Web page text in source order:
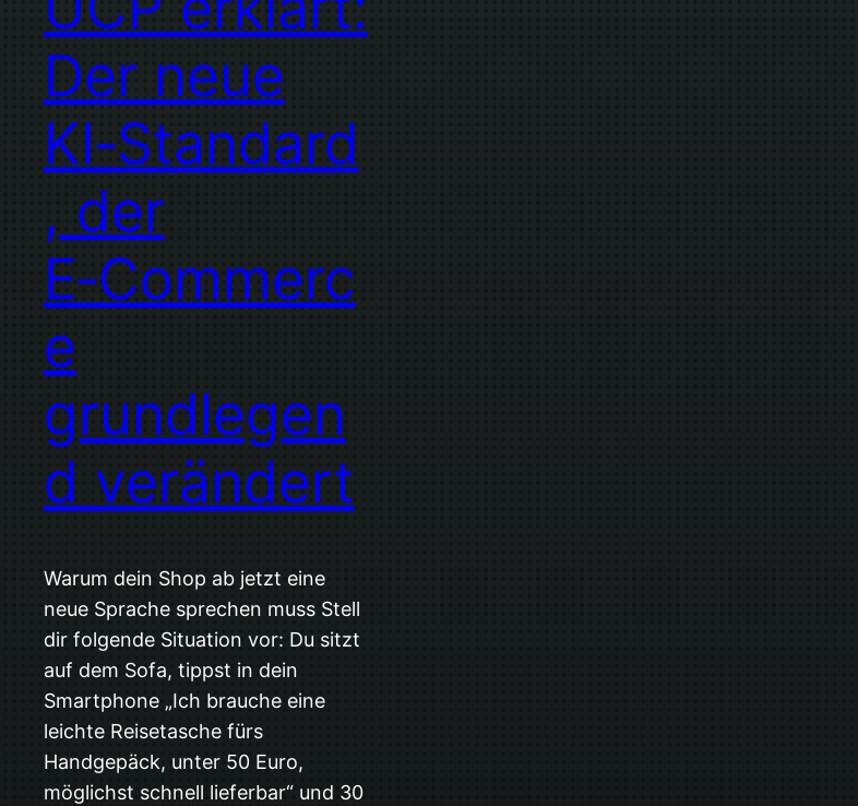
Der neue
KI‑Standard
, der
E‑Commerc
e
grundlegen
d verändert
Warum dein Shop ab jetzt eine
neue Sprache sprechen muss Stell
dir folgende Situation vor: Du sitzt
auf dem Sofa, tippst in dein
Smartphone „Ich brauche eine
leichte Reisetasche fürs
Handgepäck, unter 50 Euro,
möglichst schnell lieferbar“ und 30